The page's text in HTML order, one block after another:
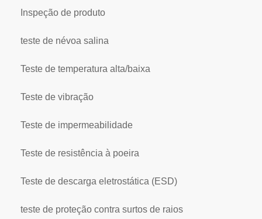
Inspeção de produto
teste de névoa salina
Teste de temperatura alta/baixa
Teste de vibração
Teste de impermeabilidade
Teste de resistência à poeira
Teste de descarga eletrostática (ESD)
teste de proteção contra surtos de raios